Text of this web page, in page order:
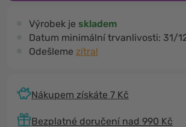
Výrobek je skladem
Datum minimální trvanlivosti: 31/
Odešleme zítra!
Nákupem získáte 7 Kč
Bezplatné doručení nad 990 Kč